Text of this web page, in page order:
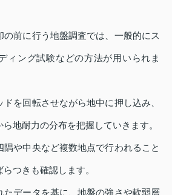
の前に行う地盤調査では、一般的にス
ィング試験などの方法が用いられま
を回転させながら地中に押し込み、
地耐力の分布を把握していきます。
や中央など複数地点で行われること
つきも確認します。
たデータを基に、地盤の強さや軟弱層